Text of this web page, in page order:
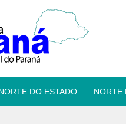
DO ESTADO NORTE